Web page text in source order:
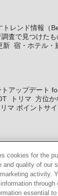
レンド情報（
査で見つけたも
新 宿・ホテル・
トアップデート
トリマ 方位か
リマ ポイントサイ
ビス WEBサイ
開発キット
トリマ広告 Geo-
cookies for the
and quality of our
activity.
through
essential to